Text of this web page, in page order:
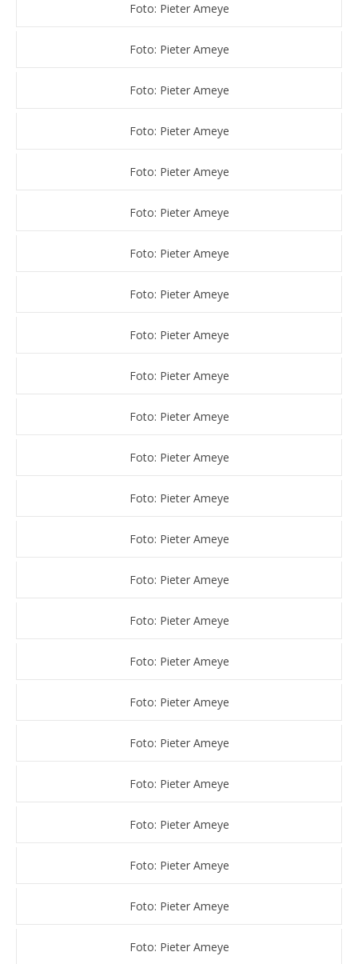
Foto: Pieter Ameye
Foto: Pieter Ameye
Foto: Pieter Ameye
Foto: Pieter Ameye
Foto: Pieter Ameye
Foto: Pieter Ameye
Foto: Pieter Ameye
Foto: Pieter Ameye
Foto: Pieter Ameye
Foto: Pieter Ameye
Foto: Pieter Ameye
Foto: Pieter Ameye
Foto: Pieter Ameye
Foto: Pieter Ameye
Foto: Pieter Ameye
Foto: Pieter Ameye
Foto: Pieter Ameye
Foto: Pieter Ameye
Foto: Pieter Ameye
Foto: Pieter Ameye
Foto: Pieter Ameye
Foto: Pieter Ameye
Foto: Pieter Ameye
Foto: Pieter Ameye